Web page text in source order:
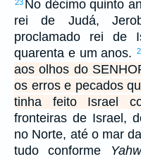
23 No décimo quinto
rei de Judá,
proclamado rei de
quarenta e um anos.
aos olhos do
os erros e pecados
tinha feito Israel
fronteiras de Israel,
no Norte, até o mar
tudo conforme